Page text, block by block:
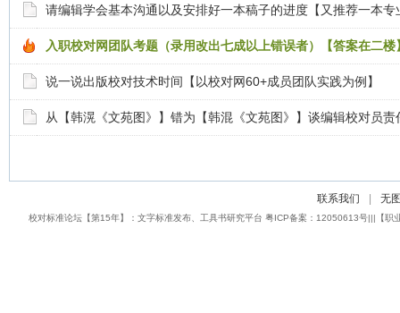
请编辑学会基本沟通以及安排好一本稿子的进度【又推荐一本
入职校对网团队考题（录用改出七成以上错误者）【答案在二楼
说一说出版校对技术时间【以校对网60+成员团队实践为例】
从【韩滉《文苑图》】错为【韩混《文苑图》】谈编辑校对员
联系我们 无
校对标准论坛【第15年】：文字标准发布、工具书研究平台 粤ICP备案：12050613号|||【